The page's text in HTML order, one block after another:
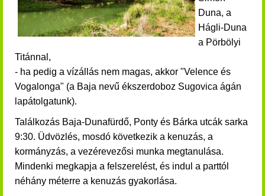
Duna, a
Hágli-Duna
a Pörbölyi
Titánnal,
- ha pedig a vízállás nem magas, akkor "Velence és
Vogalonga" (a Baja nevű ékszerdoboz Sugovica ágán
lapátolgatunk).
Találkozás Baja-Dunafürdő, Ponty és Bárka utcák sarka
9:30. Üdvözlés, mosdó következik a kenuzás, a
kormányzás, a vezérevezősi munka megtanulása.
Mindenki megkapja a felszerelést, és indul a parttól
néhány méterre a kenuzás gyakorlása.